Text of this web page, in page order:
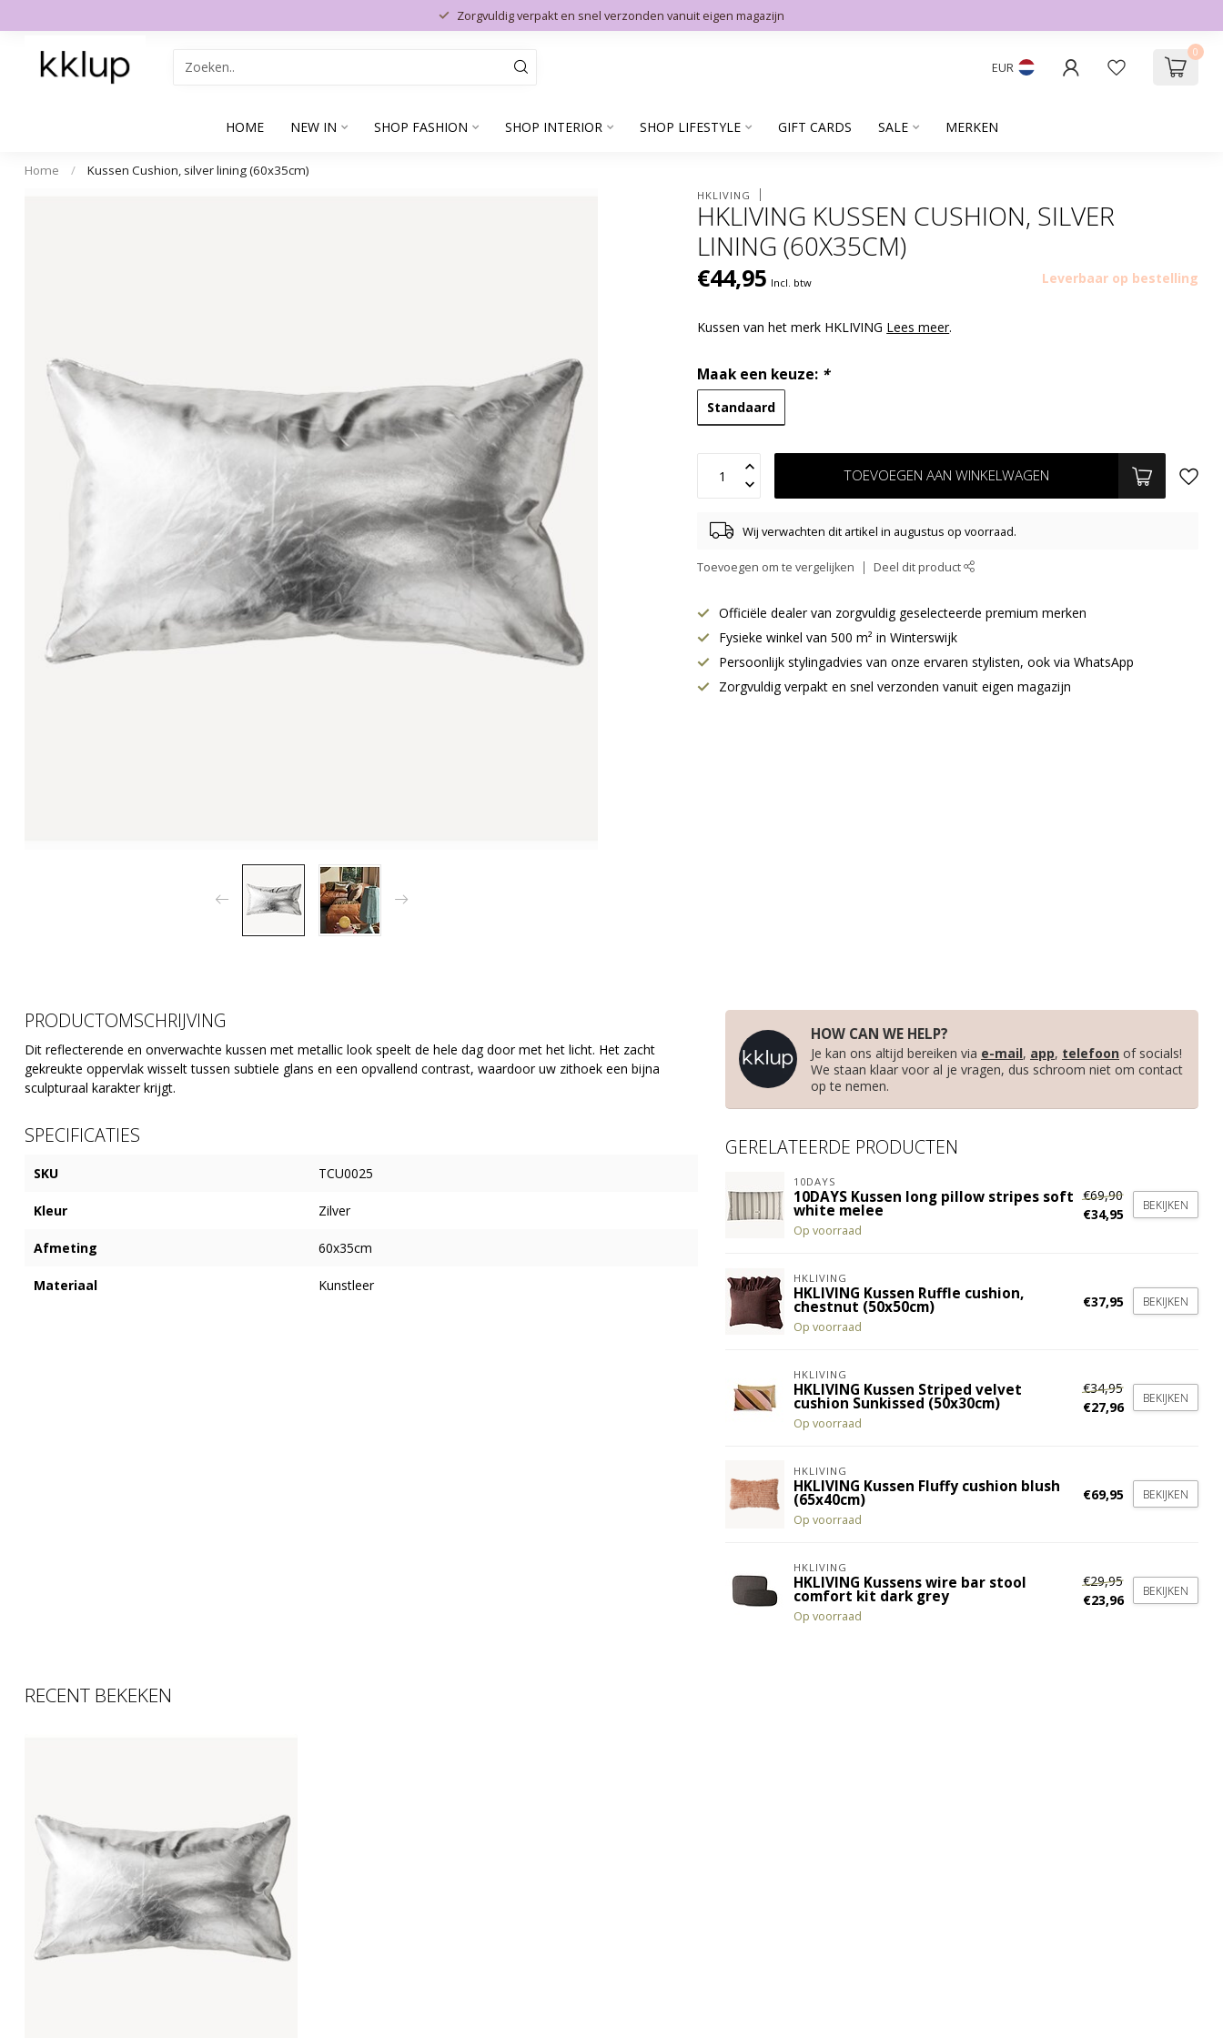
Zorgvuldig verpakt en snel verzonden vanuit eigen magazijn
EUR
0
HOME NEW IN SHOP FASHION SHOP INTERIOR SHOP LIFESTYLE GIFT CARDS SALE MERKEN
Home / Kussen Cushion, silver lining (60x35cm)
HKLIVING
HKLIVING KUSSEN CUSHION, SILVER
LINING (60X35CM)
€44,95 Incl. btw Leverbaar op bestelling
Kussen van het merk HKLIVING Lees meer.
Maak een keuze: *
Standaard
TOEVOEGEN AAN WINKELWAGEN
Wij verwachten dit artikel in augustus op voorraad.
Toevoegen om te vergelijken Deel dit product
Officiële dealer van zorgvuldig geselecteerde premium merken
Fysieke winkel van 500 m² in Winterswijk
Persoonlijk stylingadvies van onze ervaren stylisten, ook via WhatsApp
Zorgvuldig verpakt en snel verzonden vanuit eigen magazijn
PRODUCTOMSCHRIJVING
Dit reflecterende en onverwachte kussen met metallic look speelt de hele dag door met het licht. Het zacht
gekreukte oppervlak wisselt tussen subtiele glans en een opvallend contrast, waardoor uw zithoek een bijna
sculpturaal karakter krijgt.
SPECIFICATIES
SKU TCU0025
Kleur Zilver
Afmeting 60x35cm
Materiaal Kunstleer
HOW CAN WE HELP?
Je kan ons altijd bereiken via e-mail, app, telefoon of socials!
We staan klaar voor al je vragen, dus schroom niet om contact
op te nemen.
GERELATEERDE PRODUCTEN
10DAYS
10DAYS Kussen long pillow stripes soft
white melee
Op voorraad
€69,90
€34,95
BEKIJKEN
HKLIVING
HKLIVING Kussen Ruffle cushion,
chestnut (50x50cm)
Op voorraad
€37,95 BEKIJKEN
HKLIVING
HKLIVING Kussen Striped velvet
cushion Sunkissed (50x30cm)
Op voorraad
€34,95
€27,96
BEKIJKEN
HKLIVING
HKLIVING Kussen Fluffy cushion blush
(65x40cm)
Op voorraad
€69,95 BEKIJKEN
HKLIVING
HKLIVING Kussens wire bar stool
comfort kit dark grey
Op voorraad
€29,95
€23,96
BEKIJKEN
RECENT BEKEKEN